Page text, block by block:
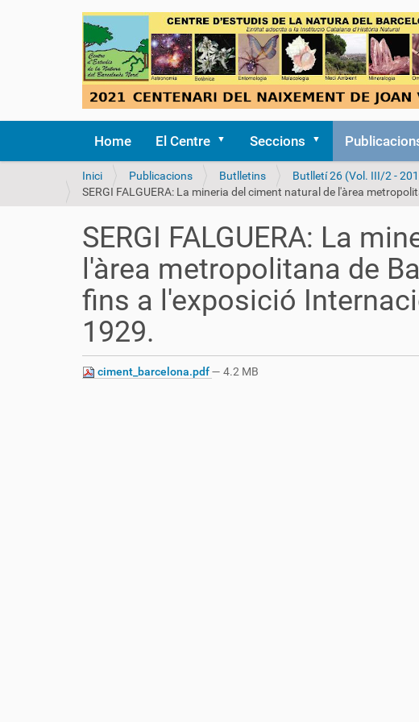
Home El Centre Seccions
S
o
:
Inici Publicacions Butlletins
Butlletí 26 (Vol. III/2 -
SERGI FALGUERA: La mineria del ciment natural de l'àrea
SERGI FALGUERA: La
l'àrea metropolitana de
fins a l'exposició
1929.
ciment_barcelona.pdf— 4.2 MB